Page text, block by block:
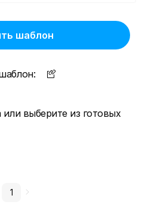
шаблон
или выберите из готовых
1